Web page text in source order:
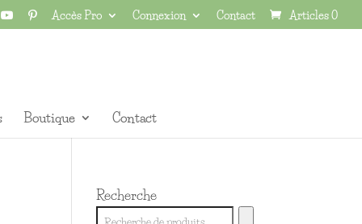
Accès Pro Connexion Contact Articles 0
Boutique Contact
Recherche